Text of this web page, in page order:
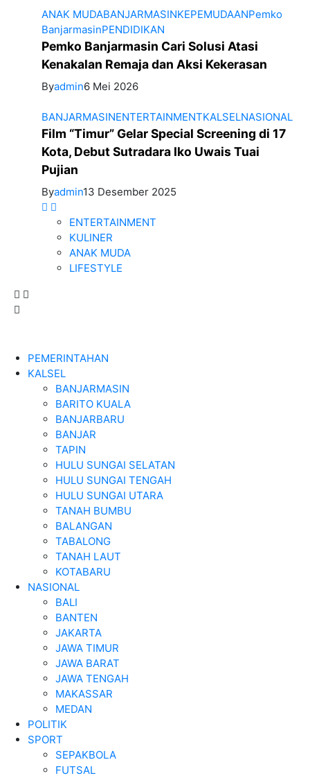
ANAK MUDABANJARMASINKEPEMUDAANPemko
BanjarmasinPENDIDIKAN
Pemko Banjarmasin Cari Solusi Atasi
Kenakalan Remaja dan Aksi Kekerasan
Byadmin6 Mei 2026
BANJARMASINENTERTAINMENTKALSELNASIONAL
Film “Timur” Gelar Special Screening di 17
Kota, Debut Sutradara Iko Uwais Tuai
Pujian
Byadmin13 Desember 2025
ENTERTAINMENT
KULINER
ANAK MUDA
LIFESTYLE
PEMERINTAHAN
KALSEL
BANJARMASIN
BARITO KUALA
BANJARBARU
BANJAR
TAPIN
HULU SUNGAI SELATAN
HULU SUNGAI TENGAH
HULU SUNGAI UTARA
TANAH BUMBU
BALANGAN
TABALONG
TANAH LAUT
KOTABARU
NASIONAL
BALI
BANTEN
JAKARTA
JAWA TIMUR
JAWA BARAT
JAWA TENGAH
MAKASSAR
MEDAN
POLITIK
SPORT
SEPAKBOLA
FUTSAL